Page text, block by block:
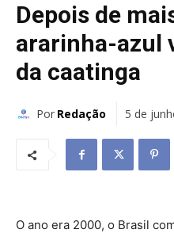
Depois de
ararinha-azul
da caatinga
Por Redação 5 de
O ano era 2000, o Brasil